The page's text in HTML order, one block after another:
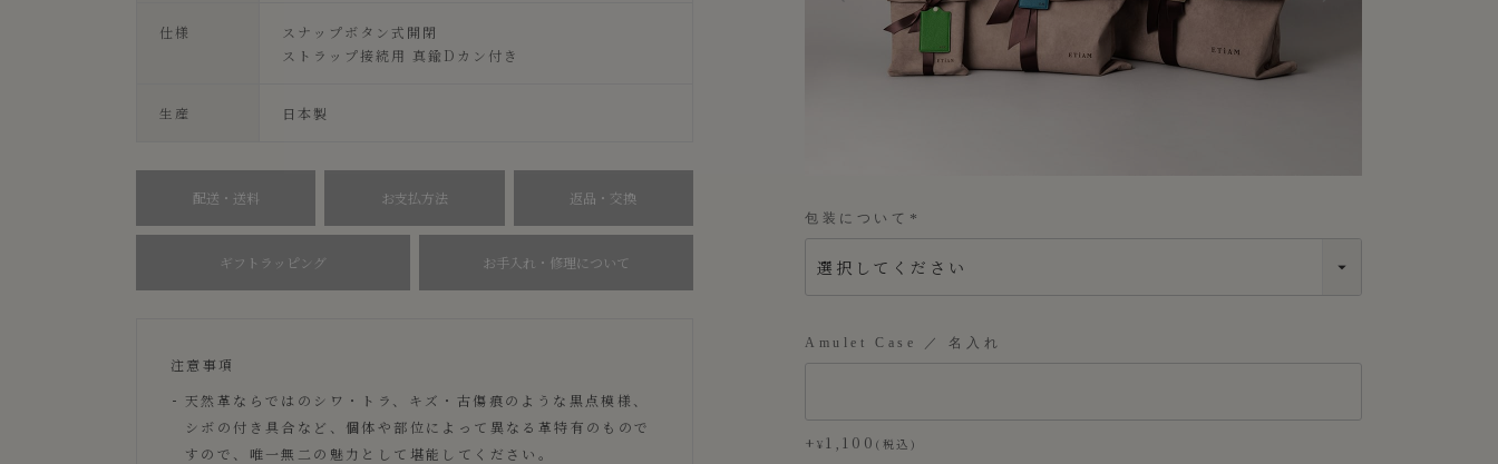
仕様
スナップボタン式開閉
ストラップ接続用 真鍮Dカン付き
生産 日本製
配送・送料 お支払方法 返品・交換
ギフトラッピング お手入れ・修理について
注意事項
天然革ならではのシワ・トラ、キズ・古傷痕のような黒点模様、
シボの付き具合など、個体や部位によって異なる革特有のもので
すので、唯一無二の魅力として堪能してください。
包装について
(
須
Amulet Case ／ 名入れ
+ ¥ 1,100 税込